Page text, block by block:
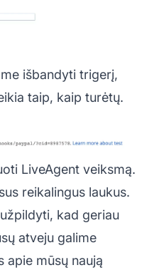
išbandyti trigerį,
taip, kaip turėtų.
LiveAgent veiksmą.
reikalingus laukus.
kad geriau
atveju galime
apie mūsų naują